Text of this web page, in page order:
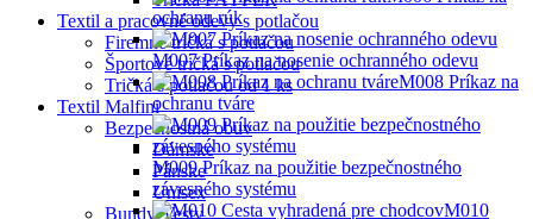
Textil a pracovné odevy s potlačou
Firemné tričká s potlačou
Športové tričká s potlačou
Tričká s potlačou od 1 ks
Textil Malfini
Bezpečnostná obuv
Dámske
Pánske
Unisex
Bundy-Vesty
ochranu rúk
M007 Príkaz na nosenie ochranného odevu
M008 Príkaz na
ochranu tváre
M009 Príkaz na použitie bezpečnostného
závesného systému
M010